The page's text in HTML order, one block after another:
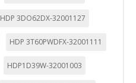
HDP 3DO62DX-32001127
HDP 3T60PWDFX-32001111
HDP1D39W-32001003